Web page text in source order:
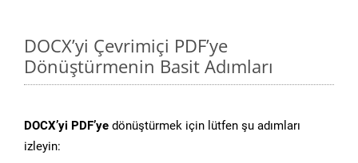
DOCX’yi Çevrimiçi PDF’ye
Dönüştürmenin Basit Adımları
DOCX’yi PDF’ye dönüştürmek için lütfen şu adımları
izleyin: